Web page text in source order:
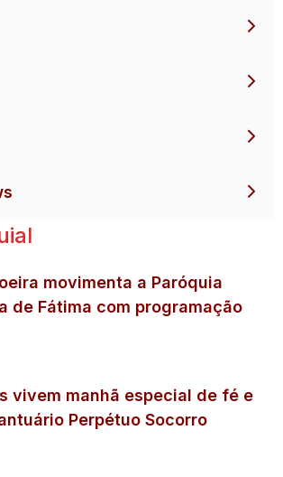
movimenta a Paróquia
de Fátima com programação
vivem manhã especial de fé e
Perpétuo Socorro